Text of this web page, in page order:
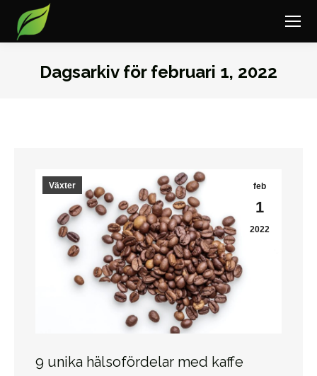
Dagsarkiv för februari 1, 2022
feb
1
2022
Växter
9 unika hälsofördelar med kaffe